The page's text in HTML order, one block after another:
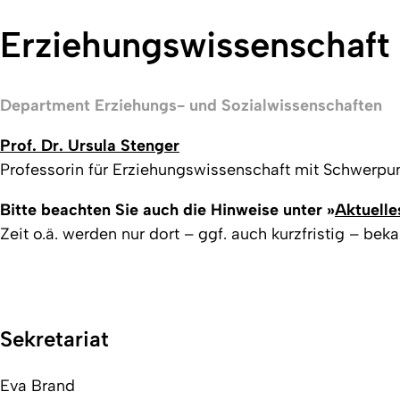
Department Erziehungs- und Sozialwissenschaften
Prof. Dr. Ursula Stenger
Professorin für Erziehungswissenschaft mit
Bitte beachten Sie auch die Hinweise unter »
Zeit o.ä. werden nur dort – ggf. auch kurzfristig –
Sekretariat
Eva Brand